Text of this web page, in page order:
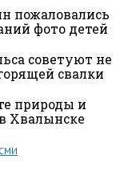
пожаловались
фото детей
советуют не
свалки
природы и
Хвалынске